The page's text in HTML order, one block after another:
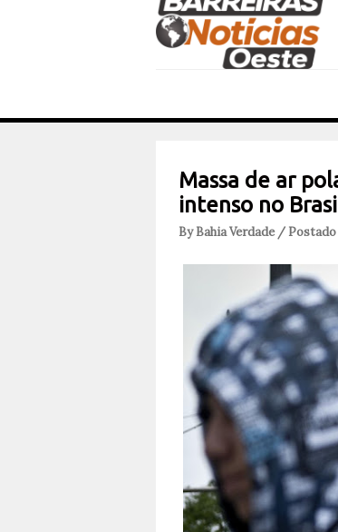
Massa de ar
intenso no
By Bahia Verdade /